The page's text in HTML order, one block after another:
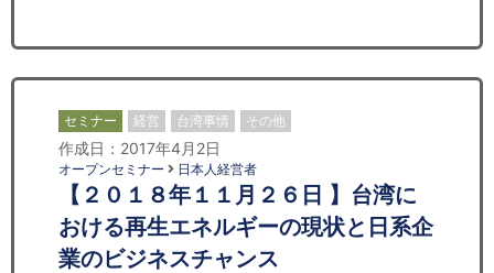
セミナー 経営 台湾事情 その他
作成日：2017年4月2日
オープンセミナー 日本人経営者
【２０１８年１１月２６日 】台湾に
おける再生エネルギーの現状と日系企
業のビジネスチャンス